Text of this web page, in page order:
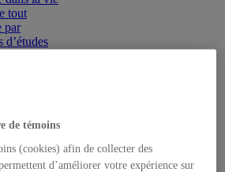
tout
par
d’études
de témoins
(cookies) afin de collecter des
d’améliorer votre expérience sur